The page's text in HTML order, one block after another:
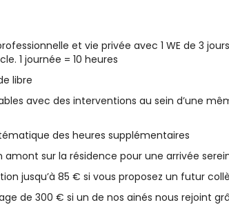
et vie privée avec 1 WE de 3
1 journée = 10 heures
libre
avec des interventions au sein d’une
des heures supplémentaires
amont sur la résidence pour une arrivée
jusqu’à 85 € si vous proposez un futur
de 300 € si un de nos ainés nous rejoint